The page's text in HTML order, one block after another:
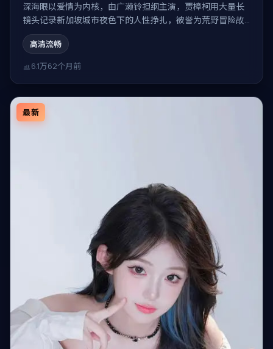
深海眼以爱情为内核，由广濑铃担纲主演，贾樟柯用大量长
镜头记录新加坡城市夜色下的人性挣扎，被誉为荒野冒险故
事。
高清流畅
6.1万62个月前
最新